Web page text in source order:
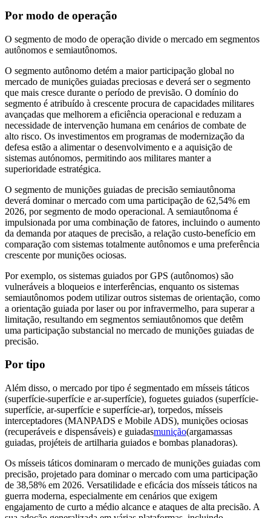
Por modo de operação
O segmento de modo de operação divide o mercado em segmentos
autônomos e semiautônomos.
O segmento autônomo detém a maior participação global no
mercado de munições guiadas preciosas e deverá ser o segmento
que mais cresce durante o período de previsão. O domínio do
segmento é atribuído à crescente procura de capacidades militares
avançadas que melhorem a eficiência operacional e reduzam a
necessidade de intervenção humana em cenários de combate de
alto risco. Os investimentos em programas de modernização da
defesa estão a alimentar o desenvolvimento e a aquisição de
sistemas autónomos, permitindo aos militares manter a
superioridade estratégica.
O segmento de munições guiadas de precisão semiautônoma
deverá dominar o mercado com uma participação de 62,54% em
2026, por segmento de modo operacional. A semiautônoma é
impulsionada por uma combinação de fatores, incluindo o aumento
da demanda por ataques de precisão, a relação custo-benefício em
comparação com sistemas totalmente autônomos e uma preferência
crescente por munições ociosas.
Por exemplo, os sistemas guiados por GPS (autônomos) são
vulneráveis ​​a bloqueios e interferências, enquanto os sistemas
semiautônomos podem utilizar outros sistemas de orientação, como
a orientação guiada por laser ou por infravermelho, para superar a
limitação, resultando em segmentos semiautônomos que detêm
uma participação substancial no mercado de munições guiadas de
precisão.
Por tipo
Além disso, o mercado por tipo é segmentado em mísseis táticos
(superfície-superfície e ar-superfície), foguetes guiados (superfície-
superfície, ar-superfície e superfície-ar), torpedos, mísseis
interceptadores (MANPADS e Mobile ADS), munições ociosas
(recuperáveis ​​e dispensáveis) e guiadasmunição(argamassas
guiadas, projéteis de artilharia guiados e bombas planadoras).
Os mísseis táticos dominaram o mercado de munições guiadas com
precisão, projetado para dominar o mercado com uma participação
de 38,58% em 2026. Versatilidade e eficácia dos mísseis táticos na
guerra moderna, especialmente em cenários que exigem
engajamento de curto a médio alcance e ataques de alta precisão. A